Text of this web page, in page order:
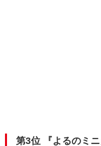
第3位 『よるのミ